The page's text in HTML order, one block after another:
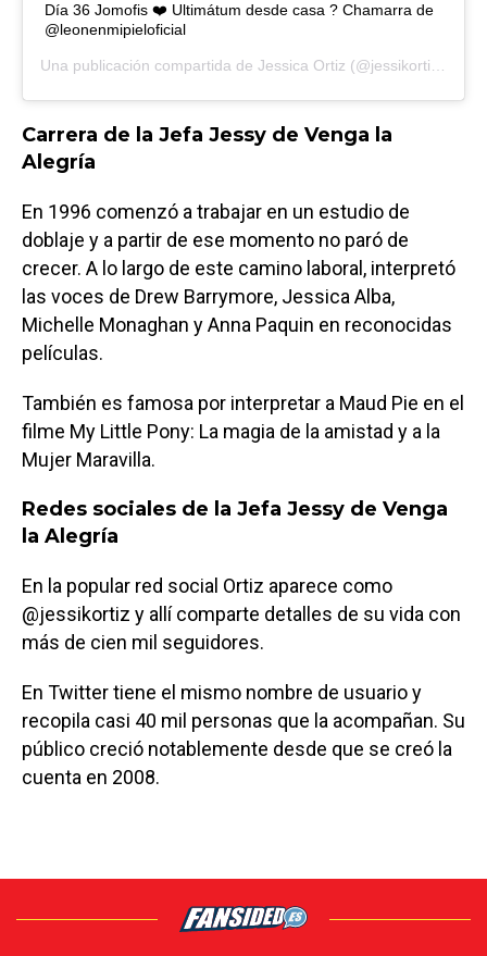
Día 36 Jomofis ❤️ Ultimátum desde casa ? Chamarra de
@leonenmipieloficial
Una publicación compartida de Jessica Ortiz (@jessikortiz) el
Carrera de la Jefa Jessy de Venga la
Alegría
En 1996 comenzó a trabajar en un estudio de
doblaje y a partir de ese momento no paró de
crecer. A lo largo de este camino laboral, interpretó
las voces de Drew Barrymore, Jessica Alba,
Michelle Monaghan y Anna Paquin en reconocidas
películas.
También es famosa por interpretar a Maud Pie en el
filme My Little Pony: La magia de la amistad y a la
Mujer Maravilla.
Redes sociales de la Jefa Jessy de Venga
la Alegría
En la popular red social Ortiz aparece como
@jessikortiz y allí comparte detalles de su vida con
más de cien mil seguidores.
En Twitter tiene el mismo nombre de usuario y
recopila casi 40 mil personas que la acompañan. Su
público creció notablemente desde que se creó la
cuenta en 2008.